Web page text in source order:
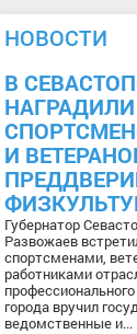
НОВОСТИ
В
И
Губернатор
Развожаев
спортсменами,
работниками
города вручил
ведомственные и...